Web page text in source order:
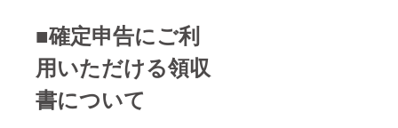
■確定申告にご利
用いただける領収
書について